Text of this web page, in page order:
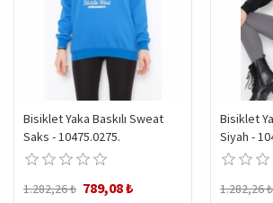
Bisiklet Yaka Baskılı Sweat
Saks - 10475.0275.
1.282,26 ₺ 789,08 ₺
Bisiklet
Siyah -
1.282,26 ₺